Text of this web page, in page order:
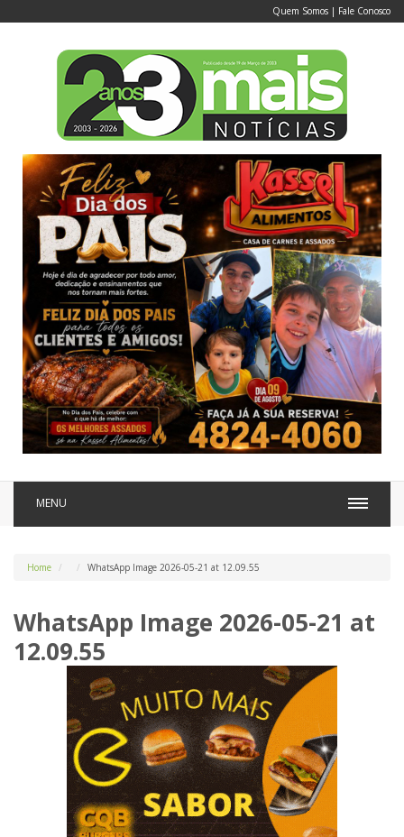
Quem Somos | Fale Conosco
MENU
Home WhatsApp Image 2026-05-21 at 12.09.55
WhatsApp Image 2026-05-21 at
12.09.55